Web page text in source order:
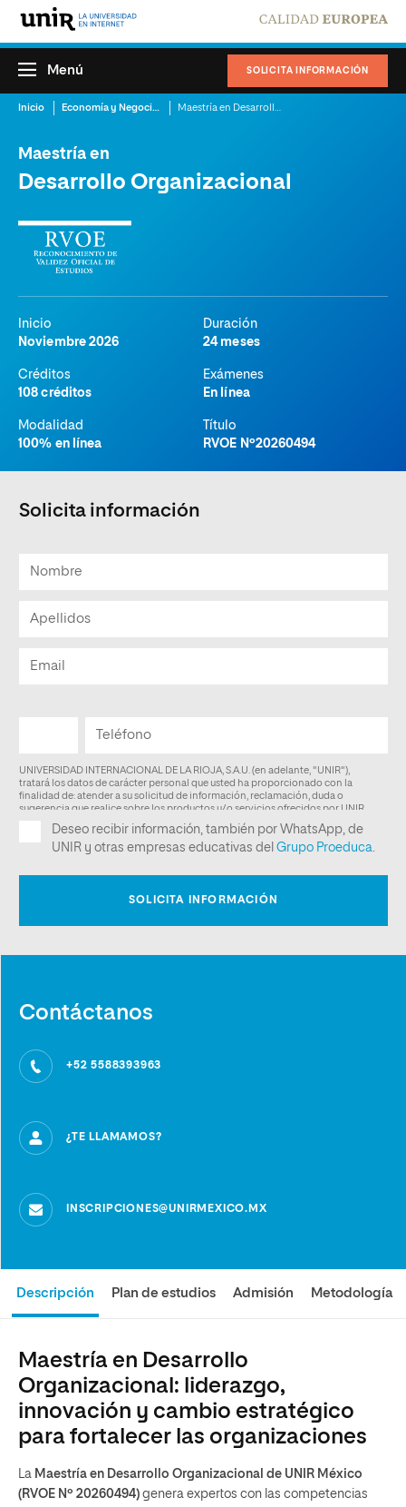
SOLICITA INFORMACIÓN
Menú
Inicio Economía y Negocios
Maestría en
Desarrollo Organizacional
Inicio
Noviembre 2026
Duración
24 meses
Créditos
108 créditos
Exámenes
En línea
Modalidad
100% en línea
Título
RVOE Nº20260494
Descripción Plan de estudios Admisión Metodología
Maestría en Desarrollo
Organizacional: liderazgo,
innovación y cambio estratégico
para fortalecer las organizaciones
La Maestría en Desarrollo Organizacional de UNIR México
(RVOE Nº 20260494) genera expertos con las competencias
Solicita información
Contáctanos
+52 5588393963
¿TE LLAMAMOS?
INSCRIPCIONES@UNIRMEXICO.MX